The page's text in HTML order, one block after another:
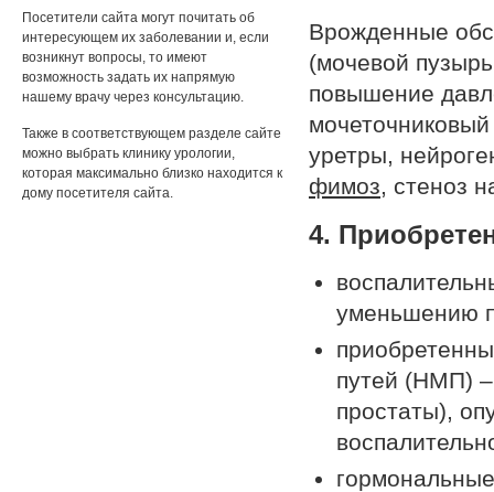
Посетители сайта могут почитать об
интересующем их заболевании и, если
возникнут вопросы, то имеют
возможность задать их напрямую
нашему врачу через консультацию.
Также в соответствующем разделе сайте
можно выбрать клинику урологии,
которая максимально близко находится к
дому посетителя сайта.
Врожденные
(мочевой
повышение
уретры,
фимоз, стеноз
4.
уменьшению
путей (НМП) –
простаты),